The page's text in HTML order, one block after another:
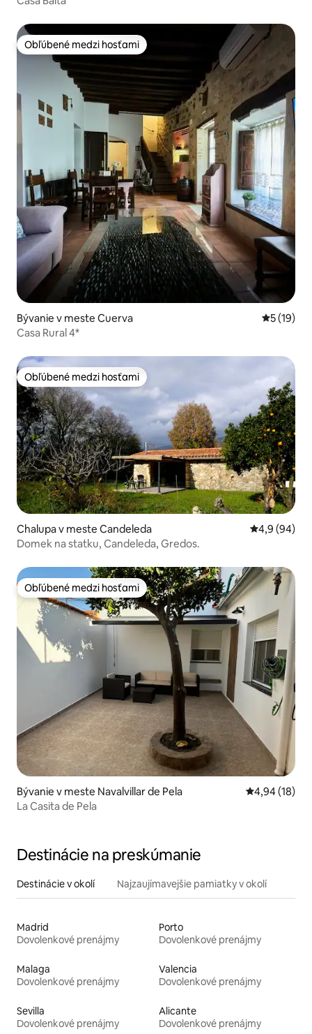
Obľúbené medzi hosťami
Obľúbené medzi hosťami
Bývanie v meste Cuerva
5 (19)
Casa Rural 4*
Obľúbené medzi hosťami
Obľúbené medzi hosťami
Chalupa v meste Candeleda Priemerné
4,9 (94)
Domek na statku, Candeleda, Gredos.
Obľúbené medzi hosťami
Obľúbené medzi hosťami
Bývanie v meste Navalvillar de Pela Priemerné
4,94 (18)
La Casita de Pela
Destinácie na preskúmanie
Destinácie v okolí Najzaujímavejšie pamiatky v okolí
Madrid
Dovolenkové prenájmy
Porto
Dovolenkové prenájmy
Malaga
Dovolenkové prenájmy
Valencia
Dovolenkové prenájmy
Sevilla
Dovolenkové prenájmy
Alicante
Dovolenkové prenájmy